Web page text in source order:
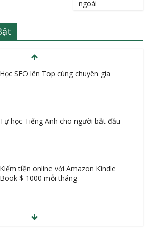
ngoài
Học SEO lên Top cùng chuyên gia
Tự học Tiếng Anh cho người bắt đầu
Kiếm tiền online với Amazon Kindle
Book $ 1000 mỗi tháng
Kinh doanh đột phá